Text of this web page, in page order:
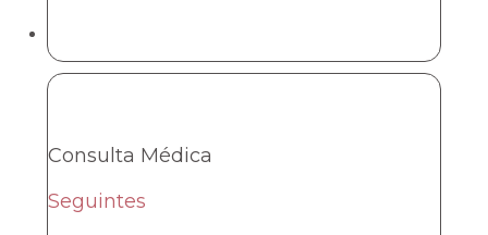
Consulta Médica
Seguintes